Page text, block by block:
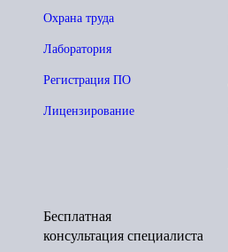
Охрана труда
Лаборатория
Регистрация ПО
Лицензирование
Бесплатная
консультация специалиста